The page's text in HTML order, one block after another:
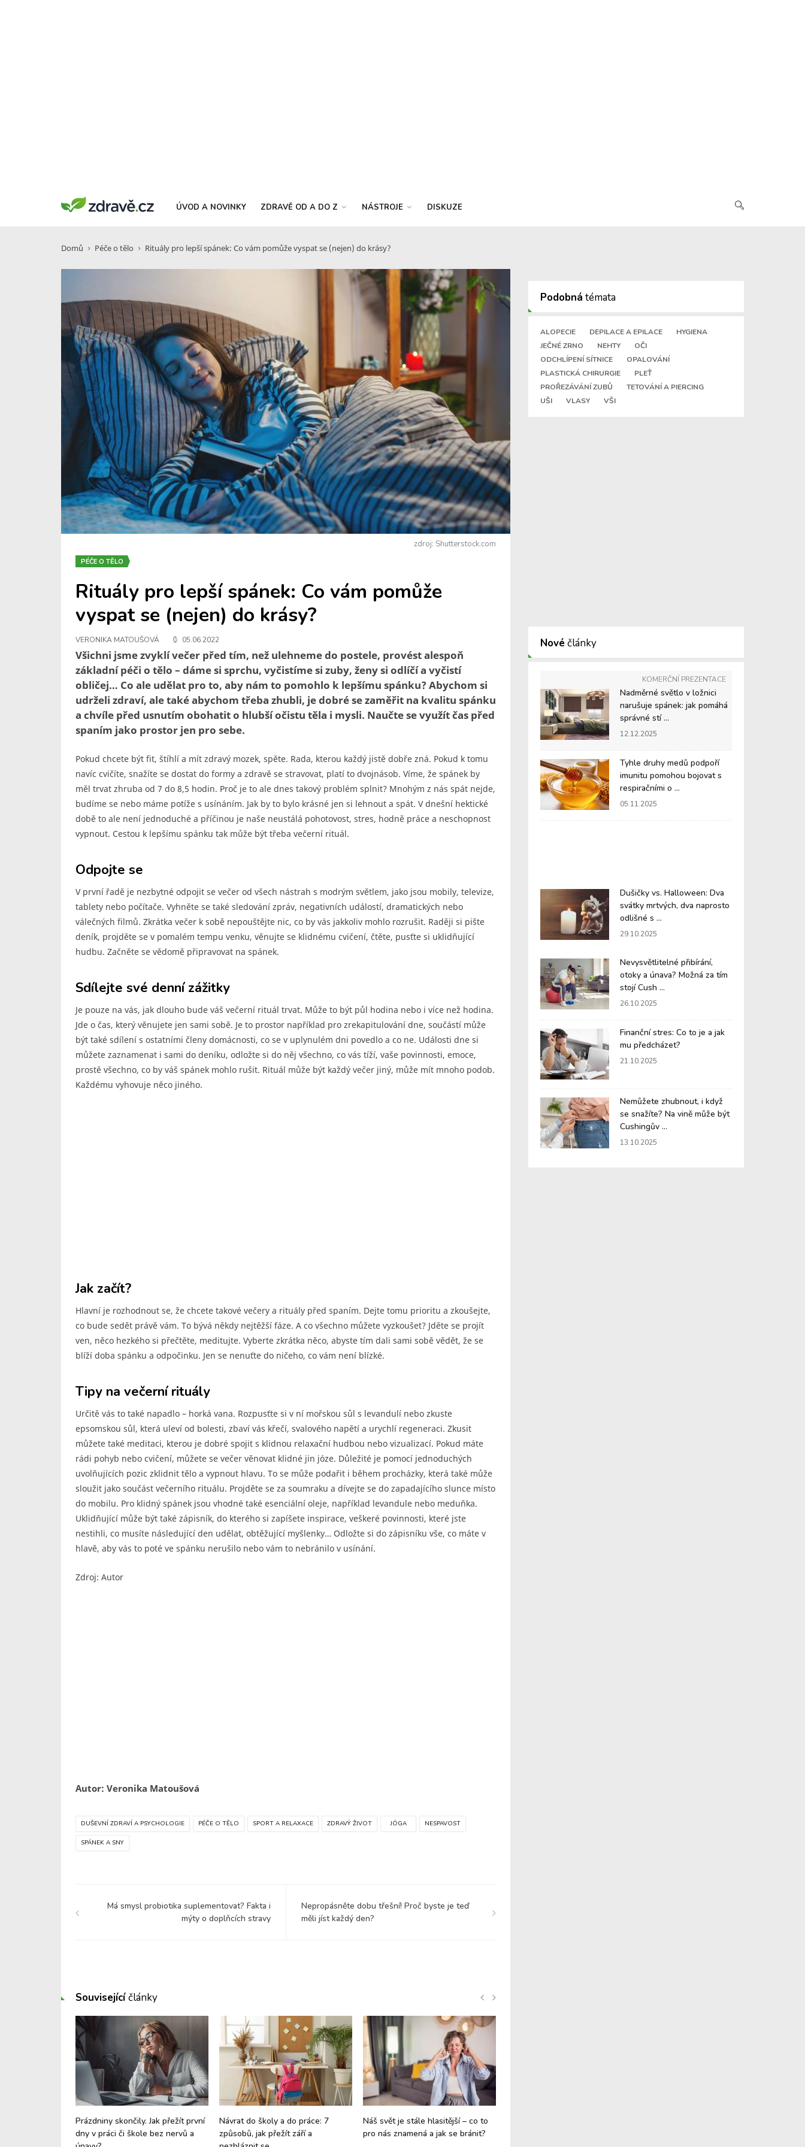
ÚVOD A NOVINKY ZDRAVĚ OD A DO Z NÁSTROJE DISKUZE
Domů Péče o tělo Rituály pro lepší spánek: Co vám pomůže vyspat se (nejen) do krásy?
zdroj: Shutterstock.com
PÉČE O TĚLO
Rituály pro lepší spánek: Co vám pomůže
vyspat se (nejen) do krásy?
VERONIKA MATOUŠOVÁ 05.06.2022
Všichni jsme zvyklí večer před tím, než ulehneme do postele, provést alespoň
základní péči o tělo – dáme si sprchu, vyčistíme si zuby, ženy si odlíčí a vyčistí
obličej… Co ale udělat pro to, aby nám to pomohlo k lepšímu spánku? Abychom si
udrželi zdraví, ale také abychom třeba zhubli, je dobré se zaměřit na kvalitu spánku
a chvíle před usnutím obohatit o hlubší očistu těla i mysli. Naučte se využít čas před
spaním jako prostor jen pro sebe.
Pokud chcete být fit, štíhlí a mít zdravý mozek, spěte. Rada, kterou každý jistě dobře zná. Pokud k tomu
navíc cvičíte, snažíte se dostat do formy a zdravě se stravovat, platí to dvojnásob. Víme, že spánek by
měl trvat zhruba od 7 do 8,5 hodin. Proč je to ale dnes takový problém splnit? Mnohým z nás spát nejde,
budíme se nebo máme potíže s usínáním. Jak by to bylo krásné jen si lehnout a spát. V dnešní hektické
době to ale není jednoduché a příčinou je naše neustálá pohotovost, stres, hodně práce a neschopnost
vypnout. Cestou k lepšímu spánku tak může být třeba večerní rituál.
Odpojte se
V první řadě je nezbytné odpojit se večer od všech nástrah s modrým světlem, jako jsou mobily, televize,
tablety nebo počítače. Vyhněte se také sledování zpráv, negativních událostí, dramatických nebo
válečných filmů. Zkrátka večer k sobě nepouštějte nic, co by vás jakkoliv mohlo rozrušit. Raději si pište
deník, projděte se v pomalém tempu venku, věnujte se klidnému cvičení, čtěte, pusťte si uklidňující
hudbu. Začněte se vědomě připravovat na spánek.
Sdílejte své denní zážitky
Je pouze na vás, jak dlouho bude váš večerní rituál trvat. Může to být půl hodina nebo i více než hodina.
Jde o čas, který věnujete jen sami sobě. Je to prostor například pro zrekapitulování dne, součástí může
být také sdílení s ostatními členy domácnosti, co se v uplynulém dni povedlo a co ne. Události dne si
můžete zaznamenat i sami do deníku, odložte si do něj všechno, co vás tíží, vaše povinnosti, emoce,
prostě všechno, co by váš spánek mohlo rušit. Rituál může být každý večer jiný, může mít mnoho podob.
Každému vyhovuje něco jiného.
Jak začít?
Hlavní je rozhodnout se, že chcete takové večery a rituály před spaním. Dejte tomu prioritu a zkoušejte,
co bude sedět právě vám. To bývá někdy nejtěžší fáze. A co všechno můžete vyzkoušet? Jděte se projít
ven, něco hezkého si přečtěte, meditujte. Vyberte zkrátka něco, abyste tím dali sami sobě vědět, že se
blíží doba spánku a odpočinku. Jen se nenuťte do ničeho, co vám není blízké.
Tipy na večerní rituály
Určitě vás to také napadlo – horká vana. Rozpusťte si v ní mořskou sůl s levandulí nebo zkuste
epsomskou sůl, která uleví od bolesti, zbaví vás křečí, svalového napětí a urychlí regeneraci. Zkusit
můžete také meditaci, kterou je dobré spojit s klidnou relaxační hudbou nebo vizualizací. Pokud máte
rádi pohyb nebo cvičení, můžete se večer věnovat klidné jin józe. Důležité je pomocí jednoduchých
uvolňujících pozic zklidnit tělo a vypnout hlavu. To se může podařit i během procházky, která také může
sloužit jako součást večerního rituálu. Projděte se za soumraku a dívejte se do zapadajícího slunce místo
do mobilu. Pro klidný spánek jsou vhodné také esenciální oleje, například levandule nebo meduňka.
Uklidňující může být také zápisník, do kterého si zapíšete inspirace, veškeré povinnosti, které jste
nestihli, co musíte následující den udělat, obtěžující myšlenky… Odložte si do zápisníku vše, co máte v
hlavě, aby vás to poté ve spánku nerušilo nebo vám to nebránilo v usínání.
Zdroj: Autor
Autor: Veronika Matoušová
DUŠEVNÍ ZDRAVÍ A PSYCHOLOGIE PÉČE O TĚLO SPORT A RELAXACE ZDRAVÝ ŽIVOT JÓGA NESPAVOST
SPÁNEK A SNY
Má smysl probiotika suplementovat? Fakta i
mýty o doplňcích stravy
Nepropásněte dobu třešní! Proč byste je teď
měli jíst každý den?
Podobná témata
ALOPECIE DEPILACE A EPILACE
HYGIENA
JEČNÉ ZRNO
NEHTY
OČI
ODCHLÍPENÍ SÍTNICE
OPALOVÁNÍ
PLASTICKÁ CHIRURGIE
PLEŤ
PROŘEZÁVÁNÍ ZUBŮ
TETOVÁNÍ A PIERCING
UŠI
VLASY VŠI
Nové články
KOMERČNÍ PREZENTACE
Nadměrné světlo v ložnici
narušuje spánek: jak pomáhá
správné stí ...
12.12.2025
Tyhle druhy medů podpoří
imunitu pomohou bojovat s
respiračními o ...
05.11.2025
Dušičky vs. Halloween: Dva
svátky mrtvých, dva naprosto
odlišné s ...
29.10.2025
Nevysvětlitelné přibírání,
otoky a únava? Možná za tím
stojí Cush ...
26.10.2025
Finanční stres: Co to je a jak
mu předcházet?
21.10.2025
Nemůžete zhubnout, i když
se snažíte? Na vině může být
Cushingův ...
13.10.2025
Souvisejícíčlánky
Prázdniny skončily. Jak přežít první
dny v práci či škole bez nervů a
Návrat do školy a do práce: 7
způsobů, jak přežít září a
Náš svět je stále hlasitější – co to
pro nás znamená a jak se bránit?